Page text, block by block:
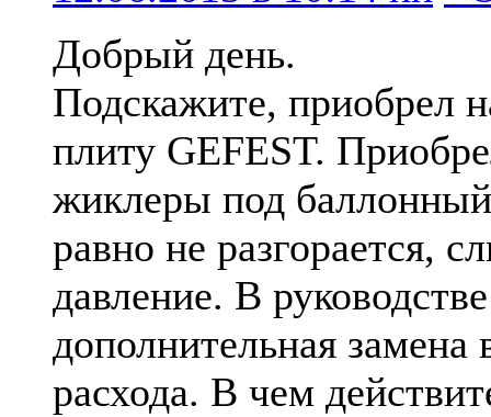
Добрый день.
Подскажите, приобрел
плиту GEFEST.
жиклеры под баллонный
равно не разгорается,
давление. В
дополнительная замена
расхода. В чем